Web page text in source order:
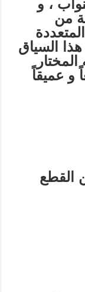
، و
من
السياق
و عميقاً
من القطع